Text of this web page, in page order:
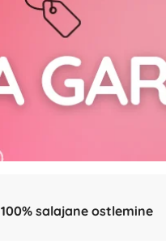
100% salajane ostlemine